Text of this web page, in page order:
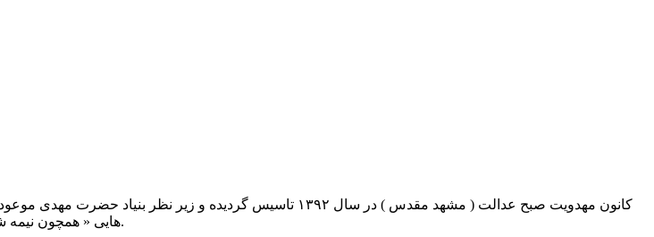
کانون مهدویت صبح عدالت ( مشهد مقدس ) در سال ۱۳۹۲ تاسیس گردیده
هایی « همچون نیمه شعبان، نهم ربیع جهت امامت حضرت، احیا و شب زنده داری مهدوی» توفیق خدمت داشته است.